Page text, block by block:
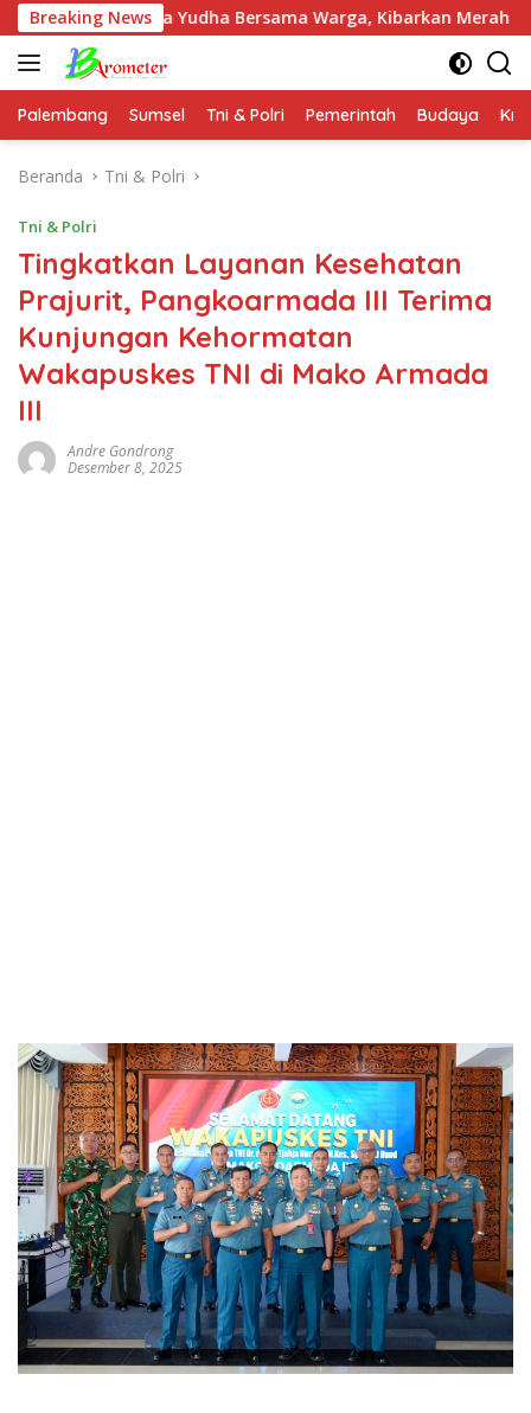
Langsung
ke
konten
Breaking News
Yudha Bersama Warga, Kibarkan Merah Putih di Bukit
Palembang Sumsel Tni & Polri Pemerintah Budaya
Beranda Tni & Polri
Tni & Polri
Tingkatkan Layanan Kesehatan
Prajurit, Pangkoarmada III Terima
Kunjungan Kehormatan
Wakapuskes TNI di Mako Armada
III
Andre Gondrong
Desember 8, 2025